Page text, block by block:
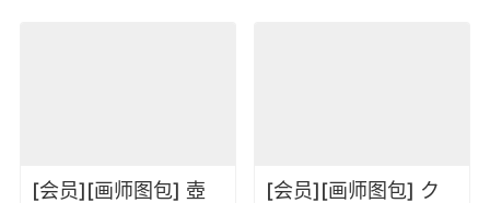
[会员][画师图包] 壺
[会员][画师图包] ク